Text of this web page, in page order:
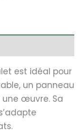
est idéal pour
un panneau
œuvre. Sa